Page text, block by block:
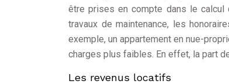
être prises en compte dans le
travaux de maintenance, les
exemple, un appartement en nue-
charges plus faibles. En effet, la part
Les revenus locatifs